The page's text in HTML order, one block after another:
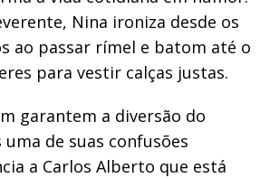
Nina ironiza desde os
ao passar rímel e batom até o
para vestir calças justas.
garantem a diversão do
de suas confusões
a Carlos Alberto que está